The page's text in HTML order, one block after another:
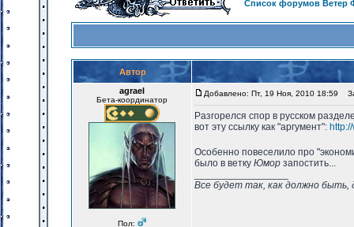
Список форумов Ветер
Автор
agrael
Бета-координатор
Пол:
Добавлено: Пт, 19 Ноя, 2010 18:59
Разгорелся спор в русском
вот эту ссылку как "аргумент":
Особенно повеселило про
было в ветку Юмор запостить...
Все будет так, как должно быть,